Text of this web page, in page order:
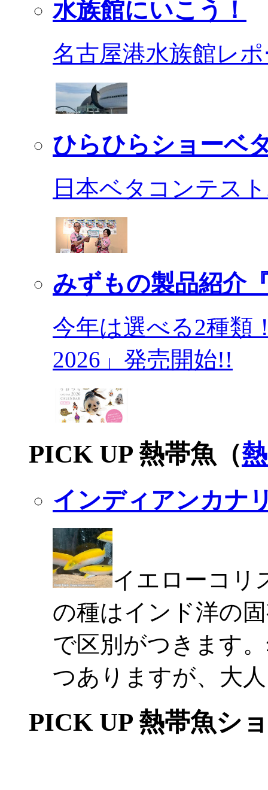
水族館にいこう！
名古屋港水族館レ
ひらひらショーベ
日本ベタコンテス
みずもの製品紹介
今年は選べる2種類
2026」発売開始!!
PICK UP 熱帯魚（
インディアンカナ
イエローコリ
の種はインド洋の
で区別がつきます
つありますが、大
PICK UP 熱帯魚シ